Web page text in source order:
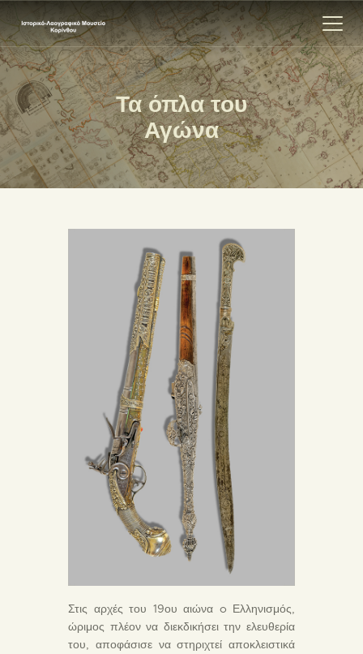
Τα όπλα του
Αγώνα
ΑΡΧΙΚΗ
ΕΚΘΕΣΗ
ΣΧΕΤΙΚΑ
ΕΠΙΚΟΙΝΩΝΊΑ
Στις αρχές του 19ου αιώνα o Ελληνισμός,
ώριμος πλέον να διεκδικήσει την ελευθερία
του, αποφάσισε να στηριχτεί αποκλειστικά